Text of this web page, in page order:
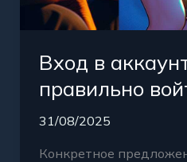
Вход в
правильно
31/08/2025
Конкретное